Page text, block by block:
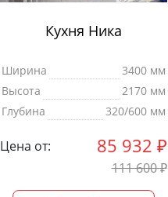
Кухня Ника
Ширина
3400 мм
Высота
2170 мм
Глубина
320/600 мм
Цена от: 85 932 ₽
111 600₽